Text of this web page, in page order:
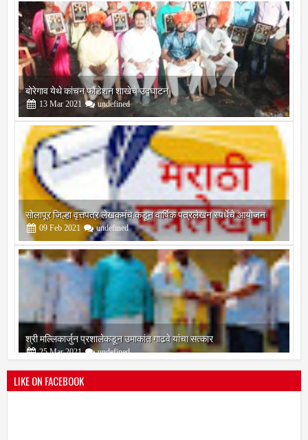
बोरेगाव येथे कांचन फौंडेशन शाखेचे उद्घाटन
Mar 2021 undefined
सोलापूर जिल्हा वृत्तपत्र लेखकमंच कडून वार्षिक पत्रलेखन स्पर्धेचे आयोजन
09 Feb 2021 undefined
श्री मल्लिकार्जुन प्रशालेकडून उमाकांत गाढवे यांचा सत्कार
25 Mar 2021 undefined
LIKE ON FACEBOOK